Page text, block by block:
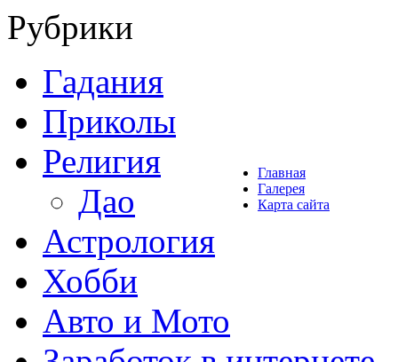
Главная
Галерея
Карта сайта
Рубрики
Гадания
Приколы
Религия
Дао
Астрология
Хобби
Авто и Мото